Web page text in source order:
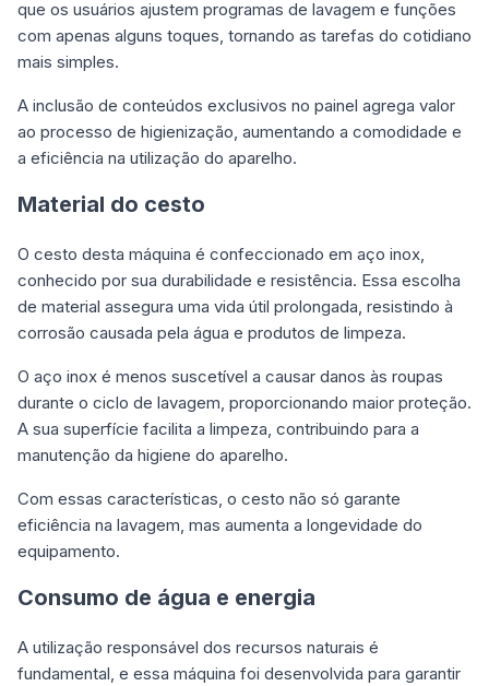
que os usuários ajustem programas de lavagem e funções
com apenas alguns toques, tornando as tarefas do cotidiano
mais simples.
A inclusão de conteúdos exclusivos no painel agrega valor
ao processo de higienização, aumentando a comodidade e
a eficiência na utilização do aparelho.
Material do cesto
O cesto desta máquina é confeccionado em aço inox,
conhecido por sua durabilidade e resistência. Essa escolha
de material assegura uma vida útil prolongada, resistindo à
corrosão causada pela água e produtos de limpeza.
O aço inox é menos suscetível a causar danos às roupas
durante o ciclo de lavagem, proporcionando maior proteção.
A sua superfície facilita a limpeza, contribuindo para a
manutenção da higiene do aparelho.
Com essas características, o cesto não só garante
eficiência na lavagem, mas aumenta a longevidade do
equipamento.
Consumo de água e energia
A utilização responsável dos recursos naturais é
fundamental, e essa máquina foi desenvolvida para garantir